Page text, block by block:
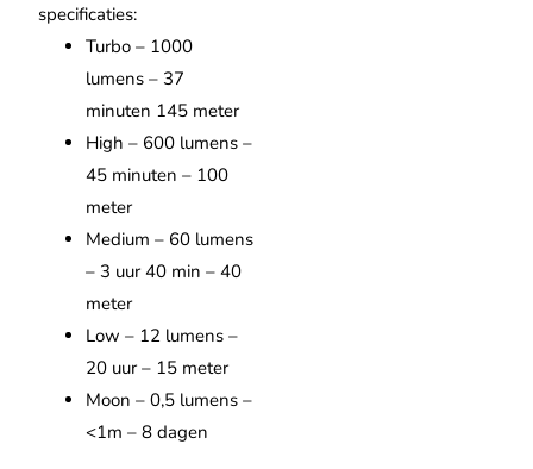
specificaties:
Turbo – 1000
lumens – 37
minuten 145 meter
High – 600 lumens –
45 minuten – 100
meter
Medium – 60 lumens
– 3 uur 40 min – 40
meter
Low – 12 lumens –
20 uur – 15 meter
Moon – 0,5 lumens –
<1m – 8 dagen